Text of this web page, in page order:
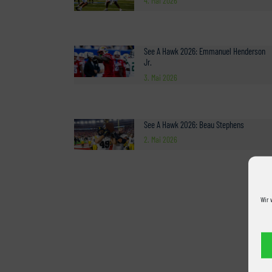
Wir
See A Hawk 2026: Emmanuel Henderson
Jr.
3. Mai 2026
See A Hawk 2026: Beau Stephens
2. Mai 2026